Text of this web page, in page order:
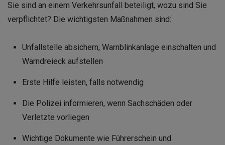
Sie sind an einem Verkehrsunfall beteiligt, wozu sind Sie
verpflichtet? Die wichtigsten Maßnahmen sind:
Unfallstelle absichern, Warnblinkanlage einschalten und
Warndreieck aufstellen
Erste Hilfe leisten, falls notwendig
Die Polizei informieren, wenn Sachschäden oder
Verletzte vorliegen
Wichtige Dokumente wie Führerschein und